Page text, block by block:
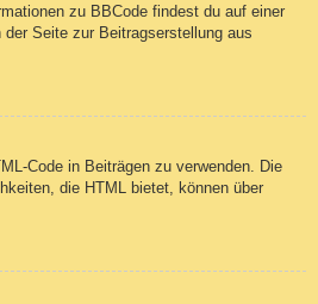
zu BBCode findest du auf einer
Seite zur Beitragserstellung aus
Code in Beiträgen zu verwenden. Die
die HTML bietet, können über